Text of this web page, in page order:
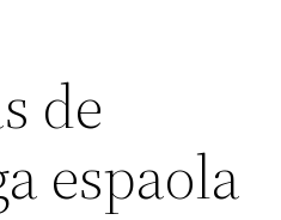
de
espaola